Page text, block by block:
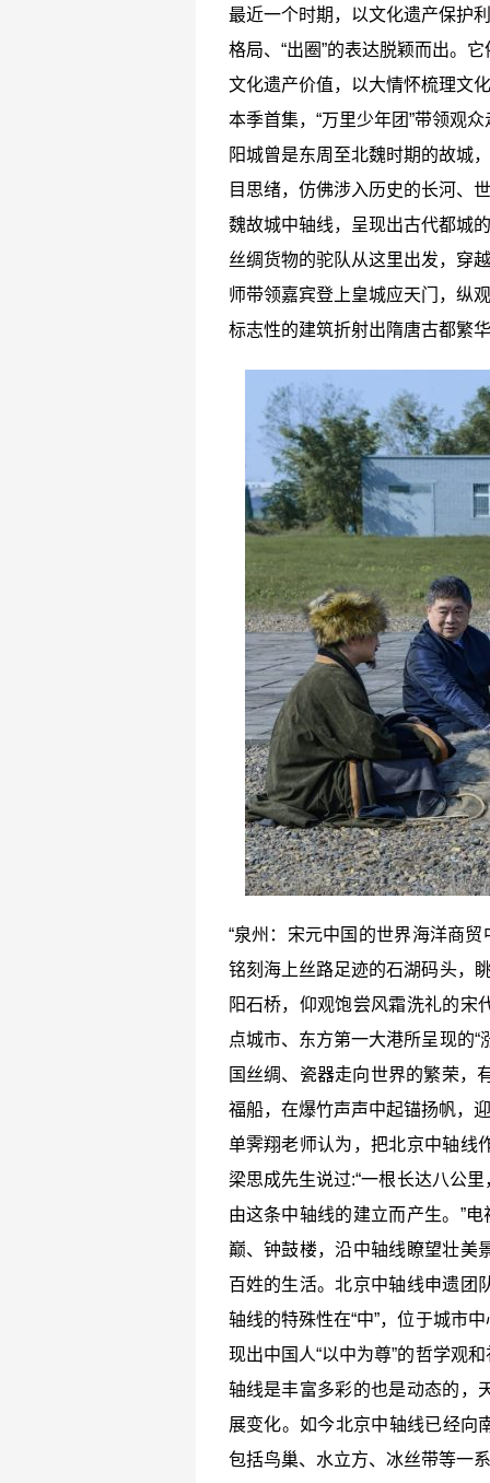
最近一个时期，以文化遗产保护
格局、“出圈”的表达脱颖而出。
文化遗产价值，以大情怀梳理文
本季首集，“万里少年团”带领观
阳城曾是东周至北魏时期的故城
目思绪，仿佛涉入历史的长河、
魏故城中轴线，呈现出古代都城
丝绸货物的驼队从这里出发，穿
师带领嘉宾登上皇城应天门，纵
标志性的建筑折射出隋唐古都繁
“泉州：宋元中国的世界海洋商
铭刻海上丝路足迹的石湖码头，
阳石桥，仰观饱尝风霜洗礼的宋
点城市、东方第一大港所呈现的
国丝绸、瓷器走向世界的繁荣，
福船，在爆竹声声中起锚扬帆，
单霁翔老师认为，把北京中轴线
梁思成先生说过:“一根长达八公
由这条中轴线的建立而产生。”
巅、钟鼓楼，沿中轴线瞭望壮美
百姓的生活。北京中轴线申遗团
轴线的特殊性在“中”，位于城市
现出中国人“以中为尊”的哲学观
轴线是丰富多彩的也是动态的，
展变化。如今北京中轴线已经向
包括鸟巢、水立方、冰丝带等一